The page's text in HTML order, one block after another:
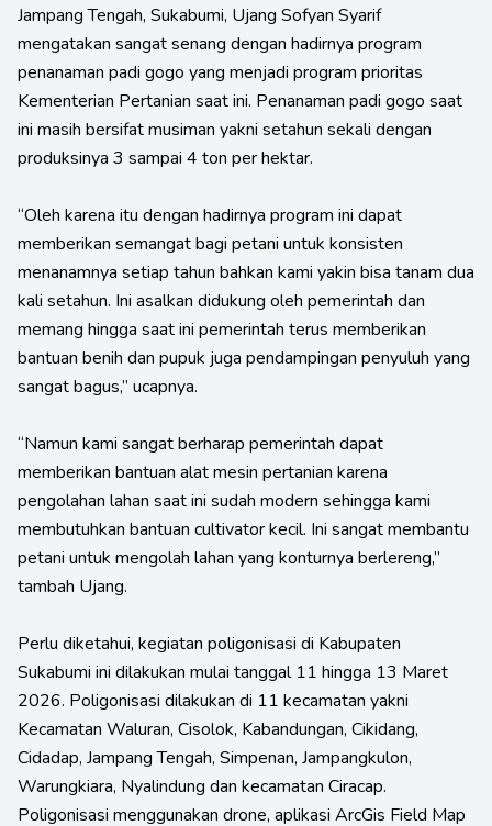
Jampang Tengah, Sukabumi, Ujang Sofyan Syarif
mengatakan sangat senang dengan hadirnya program
penanaman padi gogo yang menjadi program prioritas
Kementerian Pertanian saat ini. Penanaman padi gogo saat
ini masih bersifat musiman yakni setahun sekali dengan
produksinya 3 sampai 4 ton per hektar.
“Oleh karena itu dengan hadirnya program ini dapat
memberikan semangat bagi petani untuk konsisten
menanamnya setiap tahun bahkan kami yakin bisa tanam dua
kali setahun. Ini asalkan didukung oleh pemerintah dan
memang hingga saat ini pemerintah terus memberikan
bantuan benih dan pupuk juga pendampingan penyuluh yang
sangat bagus,” ucapnya.
“Namun kami sangat berharap pemerintah dapat
memberikan bantuan alat mesin pertanian karena
pengolahan lahan saat ini sudah modern sehingga kami
membutuhkan bantuan cultivator kecil. Ini sangat membantu
petani untuk mengolah lahan yang konturnya berlereng,”
tambah Ujang.
Perlu diketahui, kegiatan poligonisasi di Kabupaten
Sukabumi ini dilakukan mulai tanggal 11 hingga 13 Maret
2026. Poligonisasi dilakukan di 11 kecamatan yakni
Kecamatan Waluran, Cisolok, Kabandungan, Cikidang,
Cidadap, Jampang Tengah, Simpenan, Jampangkulon,
Warungkiara, Nyalindung dan kecamatan Ciracap.
Poligonisasi menggunakan drone, aplikasi ArcGis Field Map